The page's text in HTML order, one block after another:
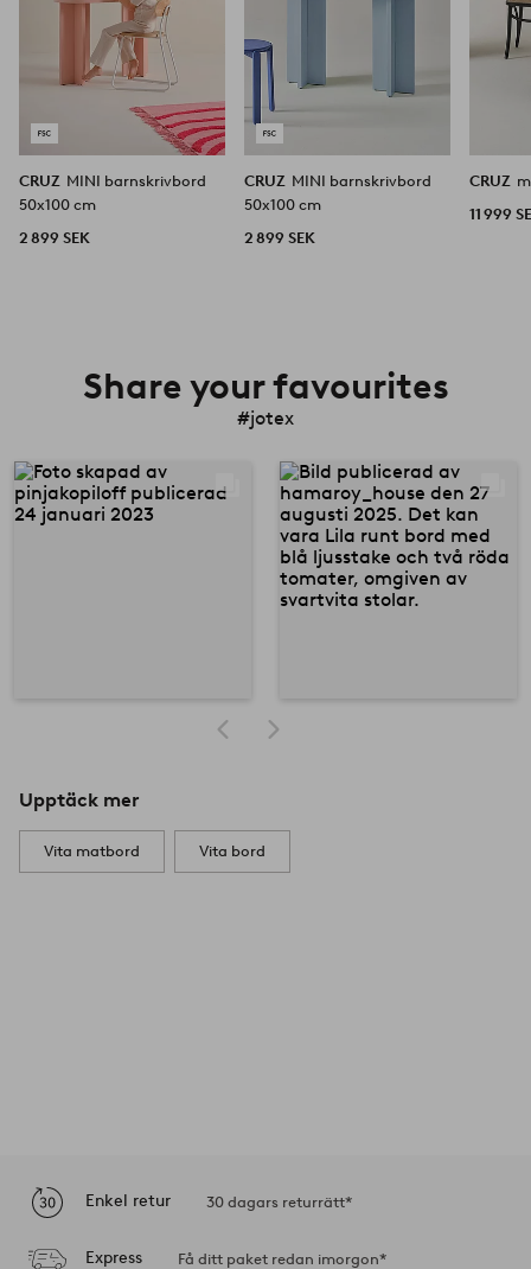
CRUZ MINI barnskrivbord
50x100 cm
2 899 SEK
CRUZ MINI barnskrivbord
50x100 cm
2 899 SEK
CRUZ
11 999
Share your favourites
#jotex
Upptäck mer
Vita matbord Vita bord
Enkel retur 30 dagars returrätt*
Express Få ditt paket redan imorgon*